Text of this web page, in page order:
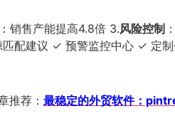
：销售产能提高4.8倍 3.风险控制
配建议 ✓ 预警监控中心 ✓ 定制
推荐： 最稳定的外贸软件：